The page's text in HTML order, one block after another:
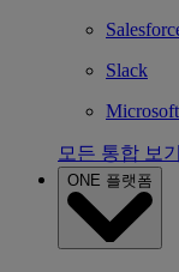
Slack
모든 통합 보기
ONE 플랫폼